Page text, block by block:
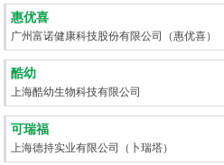
惠优喜
广州富诺健康科技股份有限公司（惠优喜）
酷幼
上海酷幼生物科技有限公司
可瑞福
上海德持实业有限公司（卜瑞塔）